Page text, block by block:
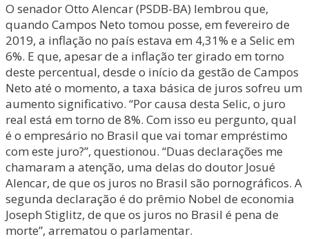
O senador Otto Alencar (PSDB-BA) lembrou que,
quando Campos Neto tomou posse, em fevereiro de
2019, a inflação no país estava em 4,31% e a Selic em
6%. E que, apesar de a inflação ter girado em torno
deste percentual, desde o início da gestão de Campos
Neto até o momento, a taxa básica de juros sofreu um
aumento significativo. “Por causa desta Selic, o juro
real está em torno de 8%. Com isso eu pergunto, qual
é o empresário no Brasil que vai tomar empréstimo
com este juro?”, questionou. “Duas declarações me
chamaram a atenção, uma delas do doutor Josué
Alencar, de que os juros no Brasil são pornográficos. A
segunda declaração é do prêmio Nobel de economia
Joseph Stiglitz, de que os juros no Brasil é pena de
morte”, arrematou o parlamentar.